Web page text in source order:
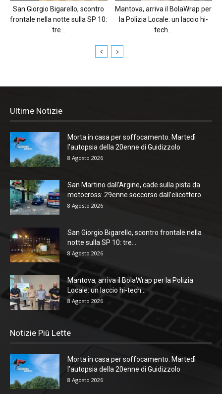
San Giorgio Bigarello, scontro
frontale nella notte sulla SP 10:
tre...
Mantova, arriva il BolaWrap per
la Polizia Locale: un laccio hi-
tech...
Ultime Notizie
Morta in casa per soffocamento. Martedì
l’autopsia della 20enne di Guidizzolo
8 Agosto 2026
San Martino dall’Argine, cade sulla pista da
motocross: 29enne soccorso dall’elicottero
8 Agosto 2026
San Giorgio Bigarello, scontro frontale nella
notte sulla SP 10: tre...
8 Agosto 2026
Mantova, arriva il BolaWrap per la Polizia
Locale: un laccio hi-tech...
8 Agosto 2026
Notizie Più Lette
Morta in casa per soffocamento. Martedì
l’autopsia della 20enne di Guidizzolo
8 Agosto 2026